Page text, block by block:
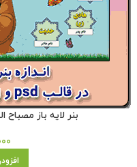
بنر لایه باز